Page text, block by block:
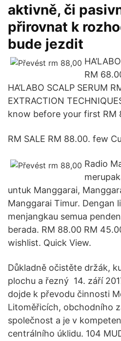
aktivně, či
přirovnat k
bude jezdit
RM
HA’LABO SCALP SERUM
EXTRACTION
know before your first RM
RM SALE RM 88.00. few
Radio
untuk Manggarai,
Manggarai Timur. Dengan
menjangkau semua
berada. RM 88.00 RM
wishlist. Quick View.
Důkladně očistěte držák,
plochu a řezný 14. září
dojde k převodu činnosti
Litoměřicích, obchodního
společnost a je v
centrálního úklidu. 104